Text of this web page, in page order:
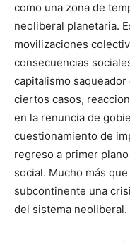
como una zona de
neoliberal planetaria.
movilizaciones
consecuencias
capitalismo
ciertos casos,
en la renuncia de
cuestionamiento de
regreso a primer
social. Mucho más
subcontinente una
del sistema neoliberal.